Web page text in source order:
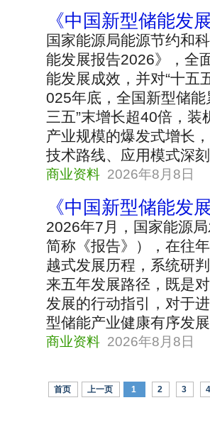
《中国新型储能发
国家能源局能源节约和
能发展报告2026》，全
能发展成效，并对“十五
025年底，全国新型储
三五”末增长超40倍，
产业规模的爆发式增长
技术路线、应用模式深刻
商业资料 2026年8月8日
《中国新型储能发
2026年7月，国家能源
简称《报告》），在往
越式发展历程，系统研
来五年发展路径，既是
发展的行动指引，对于
型储能产业健康有序发
商业资料 2026年8月8日
首页 上一页 1 2 3 4